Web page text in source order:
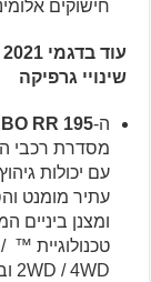
חישוקים אלומיניום
שינויי גרפיקה
ה- RR 195
עם יכולות
טכנולוגיית ™/